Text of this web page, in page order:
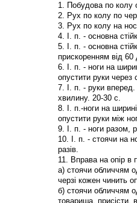
1. Побудова по колу
2. Рух по колу по
3. Рух по колу на
4. І. п. - основна
5. І. п. - основна
прискоренням від 60
6. І. п. - ноги на
опустити руки через
7. І. п. - руки вперед.
хвилину. 20-30 с.
8. І. п.-ноги на
опустити руки між
9. І. п. - ноги разом,
10. І. п. - стоячи на
разів.
11. Вправа на опір в
а) стоячи обличчям
черзі кожен чинить
б) стоячи обличчям
товариша, присісти,